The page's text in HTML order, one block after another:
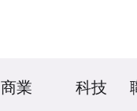
商業 科技